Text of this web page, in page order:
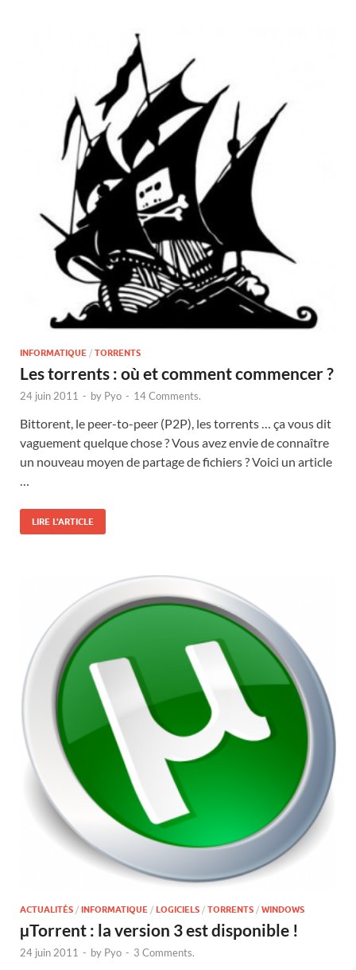
INFORMATIQUE / TORRENTS
Les torrents : où et comment commencer ?
24 juin 2011 - by Pyo - 14 Comments.
Bittorent, le peer-to-peer (P2P), les torrents … ça vous dit
vaguement quelque chose ? Vous avez envie de connaître
un nouveau moyen de partage de fichiers ? Voici un article
LIRE L'ARTICLE
ACTUALITÉS / INFORMATIQUE / LOGICIELS / TORRENTS / WINDOWS
µTorrent : la version 3 est disponible !
24 juin 2011 - by Pyo - 3 Comments.